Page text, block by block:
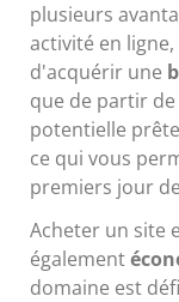
plusieurs
activité en
d'acquérir une
que de partir
potentielle
ce qui vous
premiers jour
Acheter un site
également
domaine est